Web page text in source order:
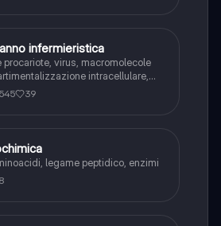
infermieristica
procariote, virus, macromolecole
intracellulare,
citoscheletro e fuso mitotico
39
legame peptidico, enzimi